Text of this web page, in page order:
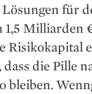
für
1,5
Risikokapital
die Pille
bleiben.